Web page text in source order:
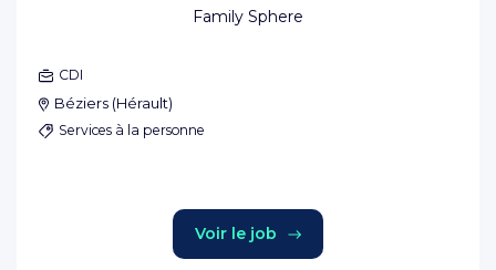
Family Sphere
CDI
Béziers (Hérault)
Services à la personne
Voir le job